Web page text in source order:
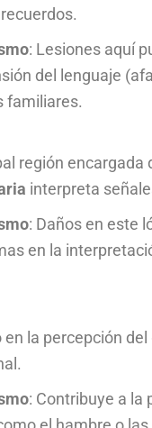
: Lesiones aquí
del lenguaje
familiares.
región
interpreta
: Daños en este
en la
en la percepción
: Contribuye a la